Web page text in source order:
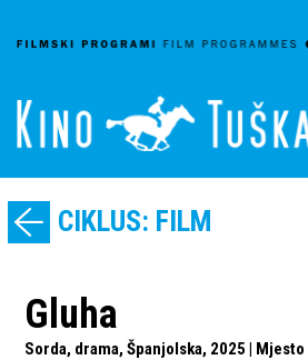
CIKLUS: FILM
Gluha
Sorda, drama, Španjolska, 2025 |